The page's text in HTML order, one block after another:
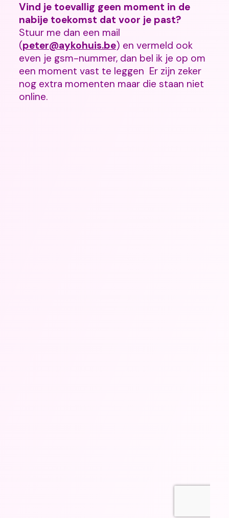
Vind je toevallig geen moment in de
nabije toekomst dat voor je past?
Stuur me dan een mail
(peter@aykohuis.be) en vermeld ook
even je gsm-nummer, dan bel ik je op om
een moment vast te leggen Er zijn zeker
nog extra momenten maar die staan niet
online.